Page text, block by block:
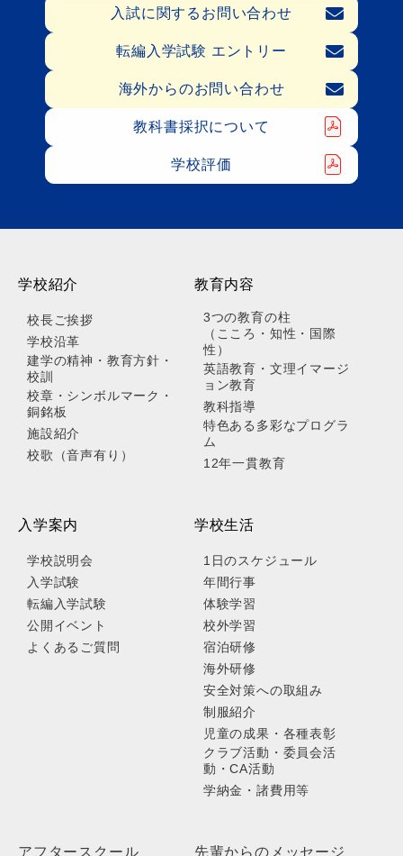
入試に関するお問い合わせ
転編入学試験 エントリー
海外からのお問い合わせ
教科書採択について
学校評価
学校紹介
校長ご挨拶
学校沿革
建学の精神・教育方針・
校訓
校章・シンボルマーク・
銅銘板
施設紹介
校歌（音声有り）
教育内容
3つの教育の柱
（こころ・知性・国際
性）
英語教育・文理イマージ
ョン教育
教科指導
特色ある多彩なプログラ
ム
12年一貫教育
入学案内
学校説明会
入学試験
転編入学試験
公開イベント
よくあるご質問
学校生活
1日のスケジュール
年間行事
体験学習
校外学習
宿泊研修
海外研修
安全対策への取組み
制服紹介
児童の成果・各種表彰
クラブ活動・委員会活
動・CA活動
学納金・諸費用等
アフタースクール
先輩からのメッセージ